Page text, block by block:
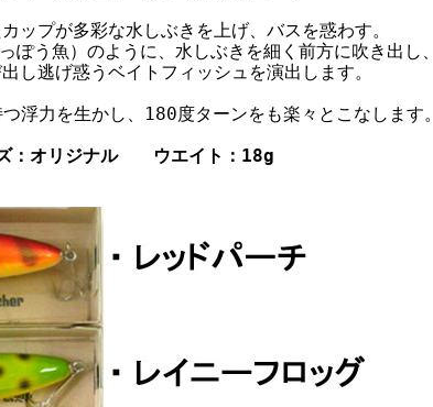
ップが多彩な水しぶきを上げ、バスを惑わす。
ぽう魚）のように、水しぶきを細く前方に吹き出し、
し逃げ惑うベイトフィッシュを演出します。
浮力を生かし、180度ターンをも楽々とこなします。
：オリジナル ウエイト：18g